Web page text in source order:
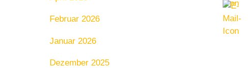
Februar 2026
Januar 2026
Dezember 2025